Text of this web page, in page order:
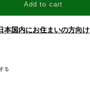
Add to cart
本国内にお住まいの方向け
る